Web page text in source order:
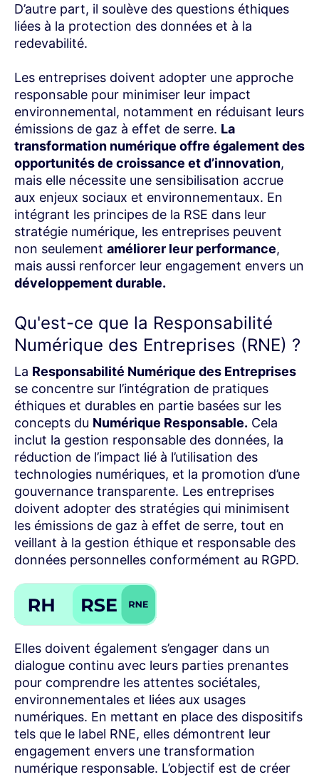
D’autre part, il soulève des questions éthiques
liées à la protection des données et à la
redevabilité.
Les entreprises doivent adopter une approche
responsable pour minimiser leur impact
environnemental, notamment en réduisant leurs
émissions de gaz à effet de serre. La
transformation numérique offre également des
opportunités de croissance et d’innovation,
mais elle nécessite une sensibilisation accrue
aux enjeux sociaux et environnementaux. En
intégrant les principes de la RSE dans leur
stratégie numérique, les entreprises peuvent
non seulement améliorer leur performance,
mais aussi renforcer leur engagement envers un
développement durable.
Qu'est-ce que la Responsabilité
Numérique des Entreprises (RNE) ?
La Responsabilité Numérique des Entreprises
se concentre sur l’intégration de pratiques
éthiques et durables en partie basées sur les
concepts du Numérique Responsable. Cela
inclut la gestion responsable des données, la
réduction de l’impact lié à l’utilisation des
technologies numériques, et la promotion d’une
gouvernance transparente. Les entreprises
doivent adopter des stratégies qui minimisent
les émissions de gaz à effet de serre, tout en
veillant à la gestion éthique et responsable des
données personnelles conformément au RGPD.
Elles doivent également s’engager dans un
dialogue continu avec leurs parties prenantes
pour comprendre les attentes sociétales,
environnementales et liées aux usages
numériques. En mettant en place des dispositifs
tels que le label RNE, elles démontrent leur
engagement envers une transformation
numérique responsable. L’objectif est de créer